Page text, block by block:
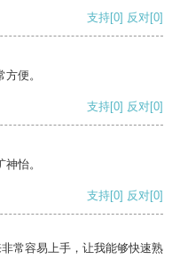
支持[0] 反对[0]
便。
支持[0] 反对[0]
怡。
支持[0] 反对[0]
常容易上手，让我能够快速熟